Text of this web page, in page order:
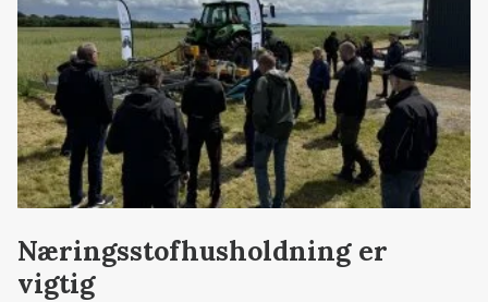
Næringsstofhusholdning er
vigtig